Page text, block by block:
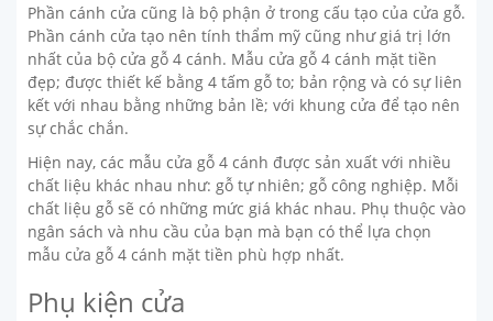
Phần cánh cửa cũng là bộ phận ở trong cấu tạo của cửa gỗ.
Phần cánh cửa tạo nên tính thẩm mỹ cũng như giá trị lớn
nhất của bộ cửa gỗ 4 cánh. Mẫu cửa gỗ 4 cánh mặt tiền
đẹp; được thiết kế bằng 4 tấm gỗ to; bản rộng và có sự liên
kết với nhau bằng những bản lề; với khung cửa để tạo nên
sự chắc chắn.
Hiện nay, các mẫu cửa gỗ 4 cánh được sản xuất với nhiều
chất liệu khác nhau như: gỗ tự nhiên; gỗ công nghiệp. Mỗi
chất liệu gỗ sẽ có những mức giá khác nhau. Phụ thuộc vào
ngân sách và nhu cầu của bạn mà bạn có thể lựa chọn
mẫu cửa gỗ 4 cánh mặt tiền phù hợp nhất.
Phụ kiện cửa